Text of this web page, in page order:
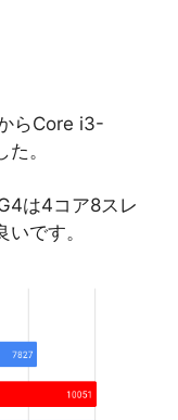
らCore i3-
。
は4コア8スレ
です。